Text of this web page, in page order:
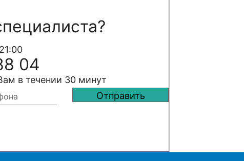
04
в течении 30 минут